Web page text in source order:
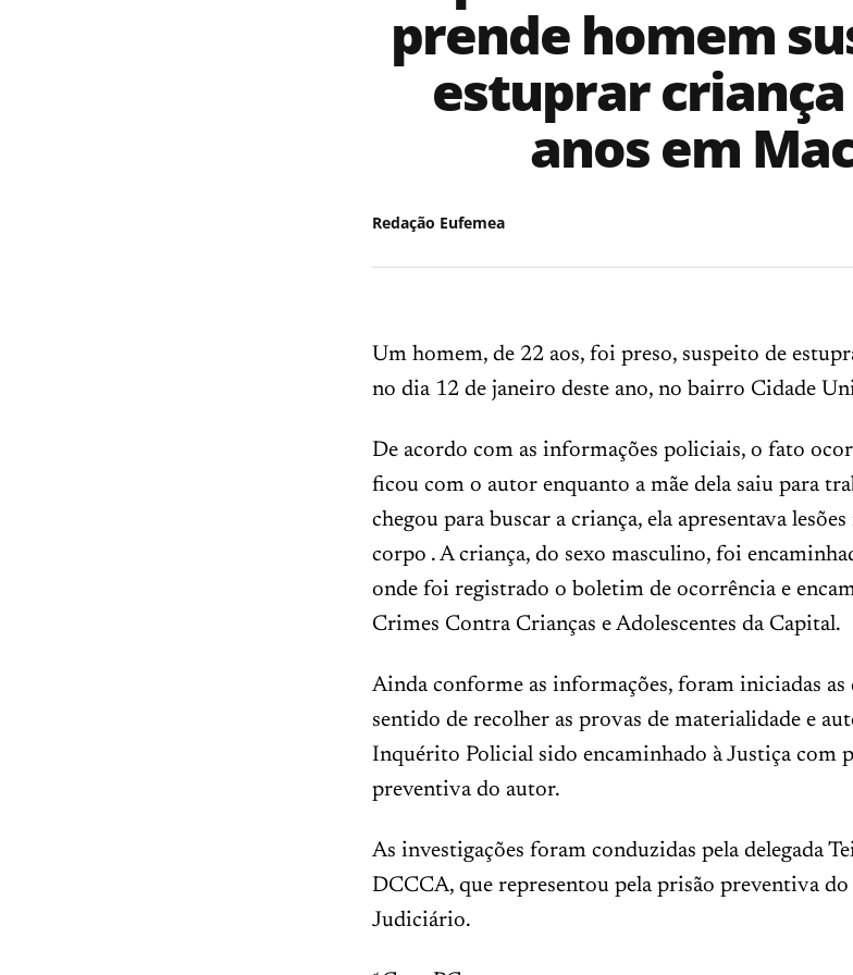
prende homem
estuprar criança
anos em
Redação Eufemea
Um homem, de 22 aos, foi preso, suspeito de
no dia 12 de janeiro deste ano, no bairro Cidade
De acordo com as informações policiais, o fato
ficou com o autor enquanto a mãe dela saiu para
chegou para buscar a criança, ela apresentava
corpo . A criança, do sexo masculino, foi
onde foi registrado o boletim de ocorrência e
Crimes Contra Crianças e Adolescentes da Capital.
Ainda conforme as informações, foram iniciadas
sentido de recolher as provas de materialidade e
Inquérito Policial sido encaminhado à Justiça com
preventiva do autor.
As investigações foram conduzidas pela delegada
DCCCA, que representou pela prisão preventiva
Judiciário.